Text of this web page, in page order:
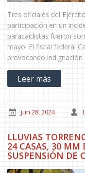
Tres oficiales del
participación en un
paracaidistas fueron
mayo. El fiscal federal
provocando indignación
Regimiento de
video.Leer más
jun 28, 2024
LLUVIAS
24 CASAS, 30 MM
SUSPENSIÓN DE